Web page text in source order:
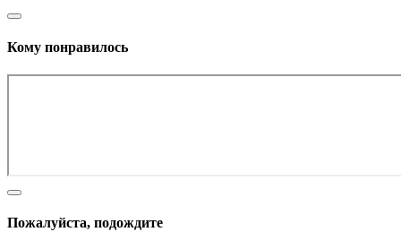
Кому понравилось
Пожалуйста, подождите